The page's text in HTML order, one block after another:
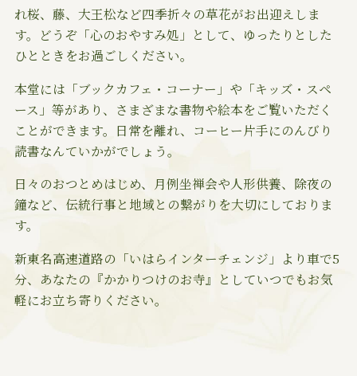
れ桜、藤、大王松など四季折々の草花がお出迎えしま
す。どうぞ「心のおやすみ処」として、ゆったりとした
ひとときをお過ごしください。
本堂には「ブックカフェ・コーナー」や「キッズ・スペ
ース」等があり、さまざまな書物や絵本をご覧いただく
ことができます。日常を離れ、コーヒー片手にのんびり
読書なんていかがでしょう。
日々のおつとめはじめ、月例坐禅会や人形供養、除夜の
鐘など、伝統行事と地域との繋がりを大切にしておりま
す。
新東名高速道路の「いはらインターチェンジ」より車で5
分、あなたの『かかりつけのお寺』としていつでもお気
軽にお立ち寄りください。